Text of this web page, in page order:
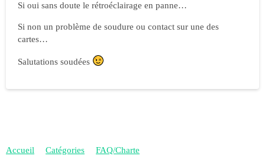
Si oui sans doute le rétroéclairage en panne…
Si non un problème de soudure ou contact sur une des
cartes…
Salutations soudées
Accueil Catégories FAQ/Charte